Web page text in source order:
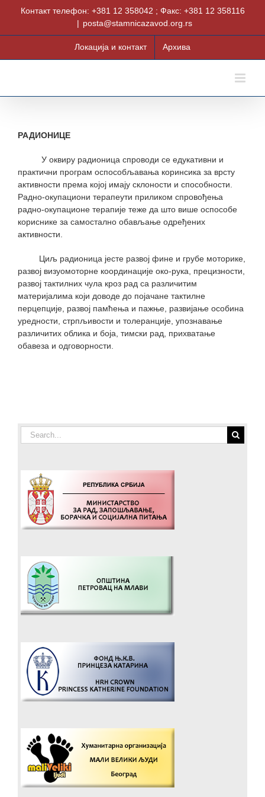
Контакт телефон: +381 12 358042 ; Факс: +381 12 358116
| posta@stamnicazavod.org.rs
Локација и контакт Архива
РАДИОНИЦЕ
У оквиру радионица спроводи се едукативни и
практични програм оспособљавања коринсика за врсту
активности према којој имају склоности и способности.
Радно-окупациони терапеути приликом спровођења
радно-окупационе терапије теже да што више оспособе
кориснике за самостално обављање одређених
активности.
Циљ радионица јесте развој фине и грубе моторике,
развој визуомоторне координације око-рука, прецизности,
развој тактилних чула кроз рад са различитим
материјалима који доводе до појачане тактилне
перцепције, развој памћења и пажње, развијање особина
уредности, стрпљивости и толеранције, упознавање
различитих облика и боја, тимски рад, прихватање
обавеза и одговорности.
Search
for: